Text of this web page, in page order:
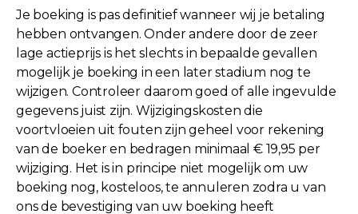
Je boeking is pas definitief wanneer wij je betaling
hebben ontvangen. Onder andere door de zeer
lage actieprijs is het slechts in bepaalde gevallen
mogelijk je boeking in een later stadium nog te
wijzigen. Controleer daarom goed of alle ingevulde
gegevens juist zijn. Wijzigingskosten die
voortvloeien uit fouten zijn geheel voor rekening
van de boeker en bedragen minimaal € 19,95 per
wijziging. Het is in principe niet mogelijk om uw
boeking nog, kosteloos, te annuleren zodra u van
ons de bevestiging van uw boeking heeft